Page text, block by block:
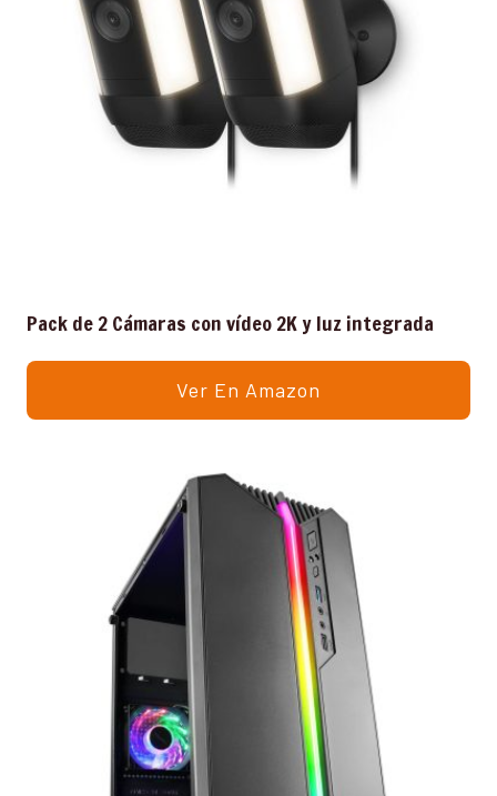
Pack de 2 Cámaras con vídeo 2K y luz integrada
Ver En Amazon